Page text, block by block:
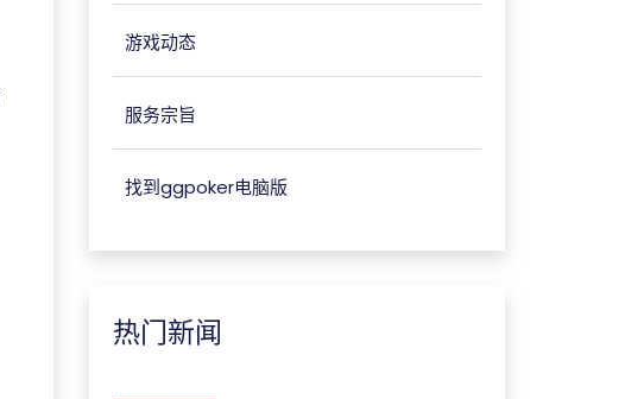
游戏动态
服务宗旨
找到ggpoker电脑版
热门新闻